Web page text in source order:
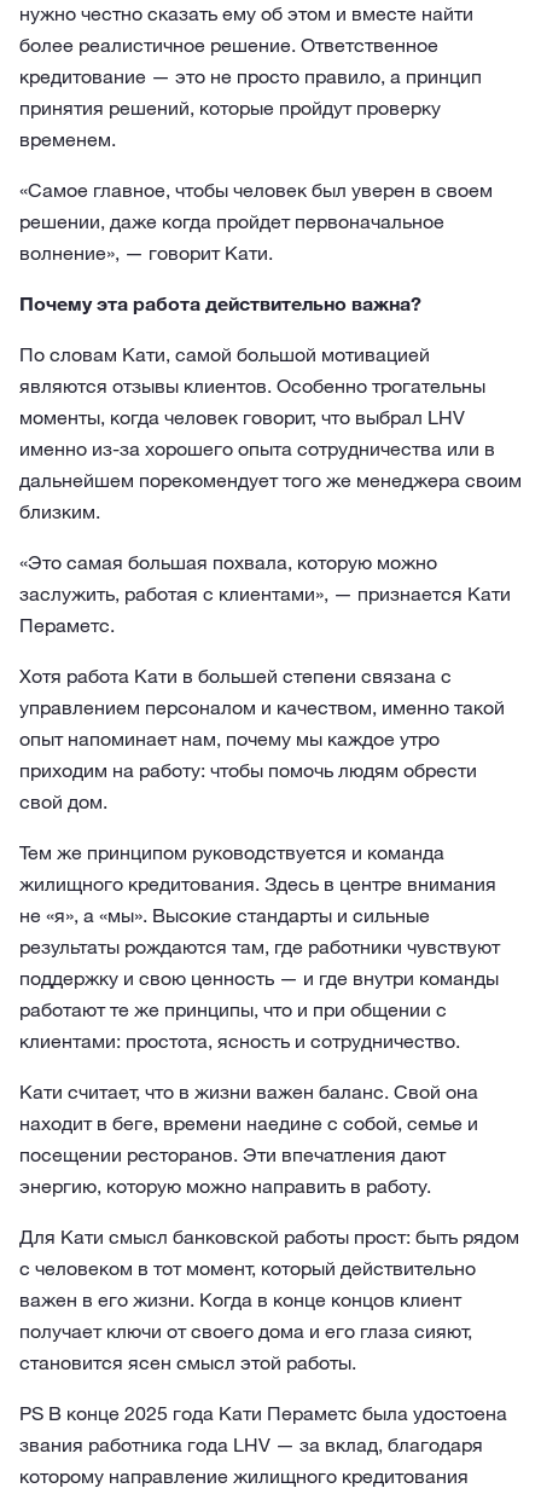
нужно честно сказать ему об этом и вместе найти
более реалистичное решение. Ответственное
кредитование — это не просто правило, а принцип
принятия решений, которые пройдут проверку
временем.
«Самое главное, чтобы человек был уверен в своем
решении, даже когда пройдет первоначальное
волнение», — говорит Кати.
Почему эта работа действительно важна?
По словам Кати, самой большой мотивацией
являются отзывы клиентов. Особенно трогательны
моменты, когда человек говорит, что выбрал LHV
именно из-за хорошего опыта сотрудничества или в
дальнейшем порекомендует того же менеджера своим
близким.
«Это самая большая похвала, которую можно
заслужить, работая с клиентами», — признается Кати
Пераметс.
Хотя работа Кати в большей степени связана с
управлением персоналом и качеством, именно такой
опыт напоминает нам, почему мы каждое утро
приходим на работу: чтобы помочь людям обрести
свой дом.
Тем же принципом руководствуется и команда
жилищного кредитования. Здесь в центре внимания
не «я», а «мы». Высокие стандарты и сильные
результаты рождаются там, где работники чувствуют
поддержку и свою ценность — и где внутри команды
работают те же принципы, что и при общении с
клиентами: простота, ясность и сотрудничество.
Кати считает, что в жизни важен баланс. Свой она
находит в беге, времени наедине с собой, семье и
посещении ресторанов. Эти впечатления дают
энергию, которую можно направить в работу.
Для Кати смысл банковской работы прост: быть рядом
с человеком в тот момент, который действительно
важен в его жизни. Когда в конце концов клиент
получает ключи от своего дома и его глаза сияют,
становится ясен смысл этой работы.
PS В конце 2025 года Кати Пераметс была удостоена
звания работника года LHV — за вклад, благодаря
которому направление жилищного кредитования